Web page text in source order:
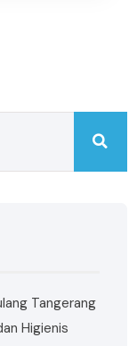
Tangerang
Higienis